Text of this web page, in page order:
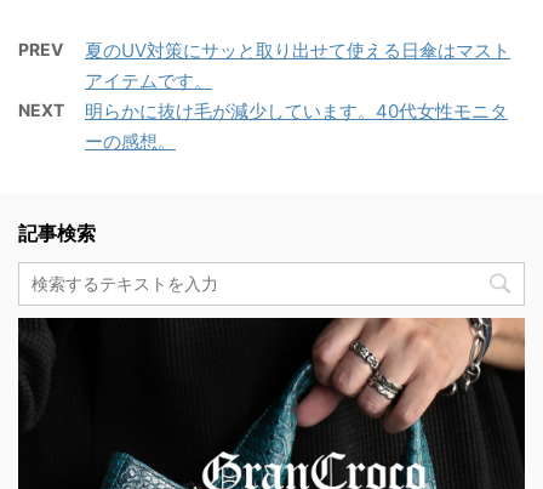
PREV
夏のUV対策にサッと取り出せて使える日傘はマスト
アイテムです。
NEXT
明らかに抜け毛が減少しています。40代女性モニタ
ーの感想。
記事検索